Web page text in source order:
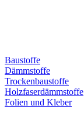
Baustoffe
Dämmstoffe
Trockenbaustoffe
Holzfaserdämmstoffe
Folien und Kleber